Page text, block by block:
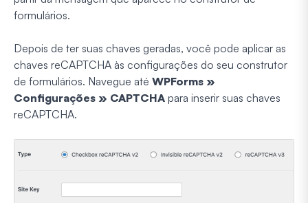
formulários.
Depois de ter suas chaves geradas, você pode aplicar as
chaves reCAPTCHA às configurações do seu construtor
de formulários. Navegue até WPForms »
Configurações » CAPTCHA para inserir suas chaves
reCAPTCHA.